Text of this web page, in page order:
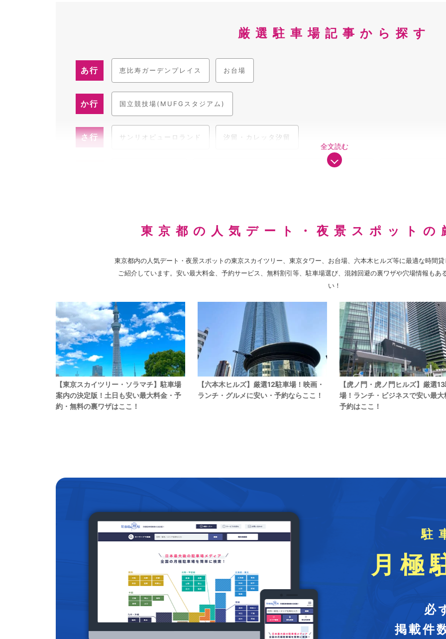
全文読む
厳選駐車場記事から探す
あ行 恵比寿ガーデンプレイス お台場
か行 国立競技場(MUFGスタジアム)
さ行 サンリオピューロランド 汐留・カレッタ汐留
西新宿・東京都庁
六本木ヒルズ
東京都の人気デート・夜景スポットの
東京都内の人気デート・夜景スポットの東京スカイツリー、東京タワー、お台場、六本木ヒルズ等に最適な時間
ご紹介しています。安い最大料金、予約サービス、無料割引等、駐車場選び、混雑回避の裏ワザや穴場情報もあ
い！
【東京スカイツリー・ソラマチ】駐車場
案内の決定版！土日も安い最大料金・予
約・無料の裏ワザはここ！
【六本木ヒルズ】厳選12駐車場！映画・
ランチ・グルメに安い・予約ならここ！
【虎ノ門・虎ノ門ヒルズ】厳選
場！ランチ・ビジネスで安い最大
予約はここ！
駐
月極
必
掲載件